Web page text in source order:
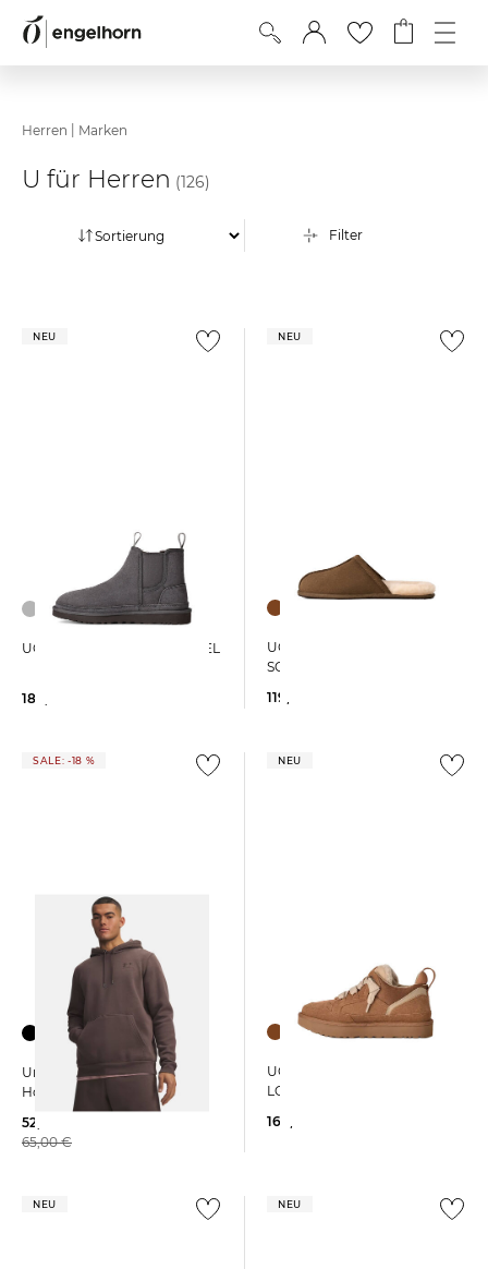
Herren Marken
U für Herren (126)
Filter
NEU
UGG | Herren Stiefel NEUMEL
184,95 €
NEU
UGG | Herren Hausschuhe
SCUFF
119,95 €
SALE: -18 %
+3
Under Armour | Herren
Hoodie ESSENTIAL FLEECE
52,99 €
65,00 €
NEU
UGG | Herren Sneaker
LOWMEL
169,95 €
NEU NEU